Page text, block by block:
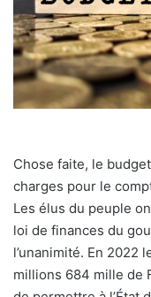
Chose faite, le
charges pour le
Les élus du peuple
loi de finances du
l’unanimité. En 2022
millions 684 mille de